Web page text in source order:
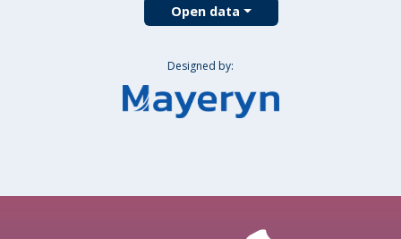
Open data
Designed by: